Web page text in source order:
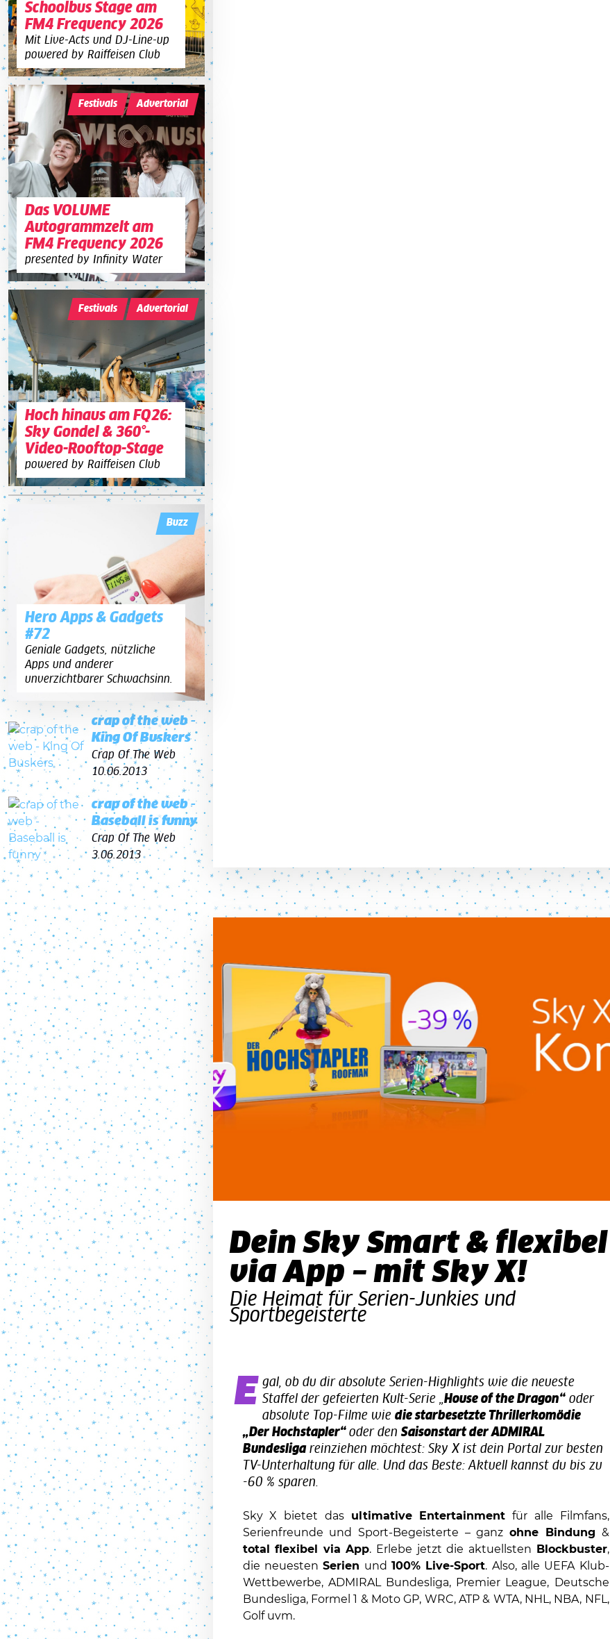
Schoolbus Stage am
FM4 Frequency 2026
Mit Live-Acts und DJ-Line-up
powered by Raiffeisen Club
Das VOLUME
Autogrammzelt am
FM4 Frequency 2026
presented by Infinity Water
Festivals Advertorial
Hoch hinaus am FQ26:
Sky Gondel & 360°-
Video-Rooftop-Stage
powered by Raiffeisen Club
Festivals Advertorial
Hero Apps & Gadgets
#72
Geniale Gadgets, nützliche
Apps und anderer
unverzichtbarer Schwachsinn.
Buzz
crap of the web -
King Of Buskers
Crap Of The Web
10.06.2013
crap of the web -
Baseball is funny
Crap Of The Web
3.06.2013
Dein Sky Smart & flexibel
via App – mit Sky X!
Die Heimat für Serien-Junkies und
Sportbegeisterte
E gal, ob du dir absolute Serien-Highlights wie die neueste
Staffel der gefeierten Kult-Serie „House of the Dragon“ oder
absolute Top-Filme wie die starbesetzte Thrillerkomödie
„Der Hochstapler“ oder denSaisonstart der ADMIRAL
Bundesligareinziehen möchtest: Sky X ist dein Portal zur besten
TV-Unterhaltung für alle. Und das Beste: Aktuell kannst du bis zu
-60 % sparen.
Sky X bietet das ultimative Entertainment für alle Filmfans,
Serienfreunde und Sport-Begeisterte – ganzohne Bindung &
total flexibel via App. Erlebe jetzt die aktuellsten Blockbuster,
die neuestenSerien und 100% Live-Sport. Also, alle UEFA Klub-
Wettbewerbe, ADMIRAL Bundesliga, Premier League, Deutsche
Bundesliga, Formel 1 & Moto GP, WRC, ATP & WTA, NHL, NBA, NFL,
Golf uvm.